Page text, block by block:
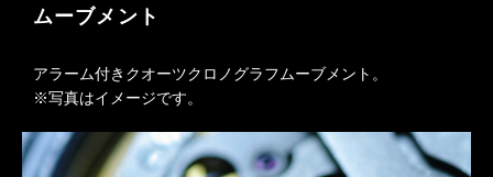
ムーブメント
アラーム付きクオーツクロノグラフムーブメント。
※写真はイメージです。